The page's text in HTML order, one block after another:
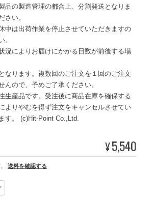
品の製造管理の都合上、分割発送となりま
さい。
中は出荷作業を停止させていただきますの
。
況によりお届けにかかる日数が前後する場
なります。複数回のご注文を１回のご注文
んので、予めご了承ください。
生産品です。受注後に商品在庫を確保する
よりやむを得ず注文をキャンセルさせてい
す。 (c)Hit-Point Co.,Ltd.
¥5,540
送料を確認する